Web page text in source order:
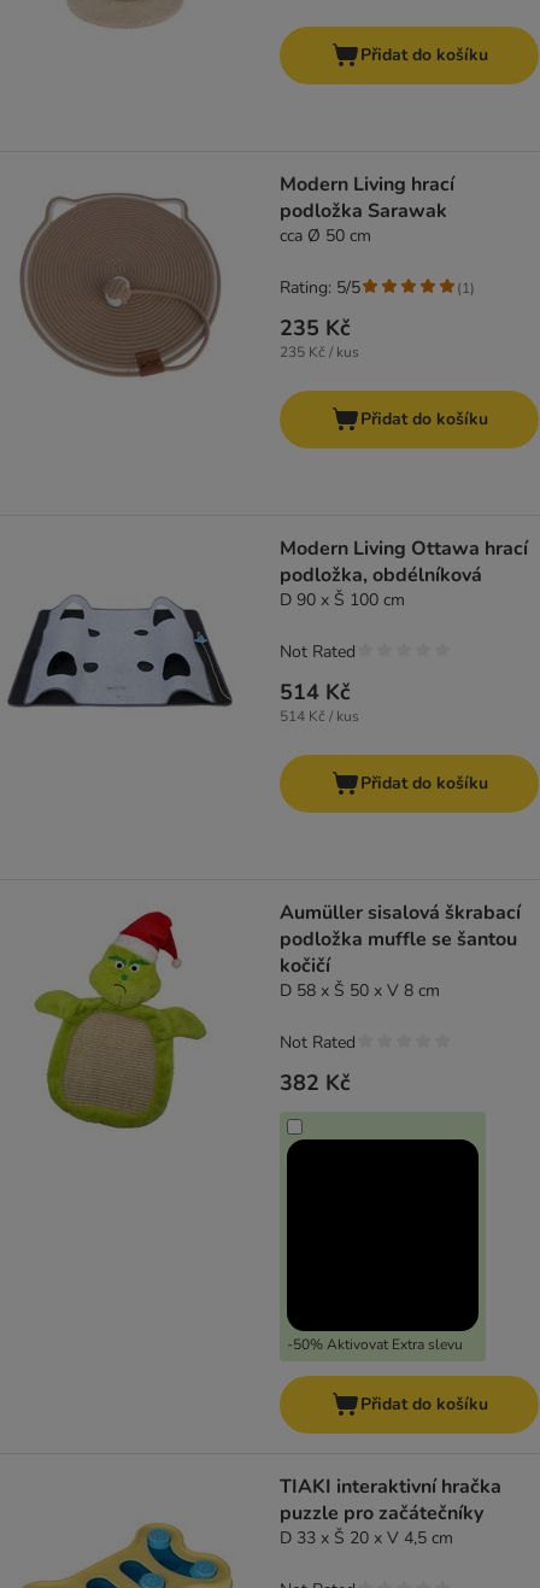
Přidat do košíku
Modern Living hrací
podložka Sarawak
cca Ø 50 cm
235 Kč
235 Kč / kus
Rating: 5/5 (1)
Přidat do košíku
Modern Living Ottawa hrací
podložka, obdélníková
D 90 x Š 100 cm
514 Kč
514 Kč / kus
Not Rated
Přidat do košíku
Aumüller sisalová škrabací
podložka muffle se šantou
kočičí
D 58 x Š 50 x V 8 cm
382 Kč
-50% Aktivovat Extra slevu
Not Rated
Přidat do košíku
TIAKI interaktivní hračka
puzzle pro začátečníky
D 33 x Š 20 x V 4,5 cm